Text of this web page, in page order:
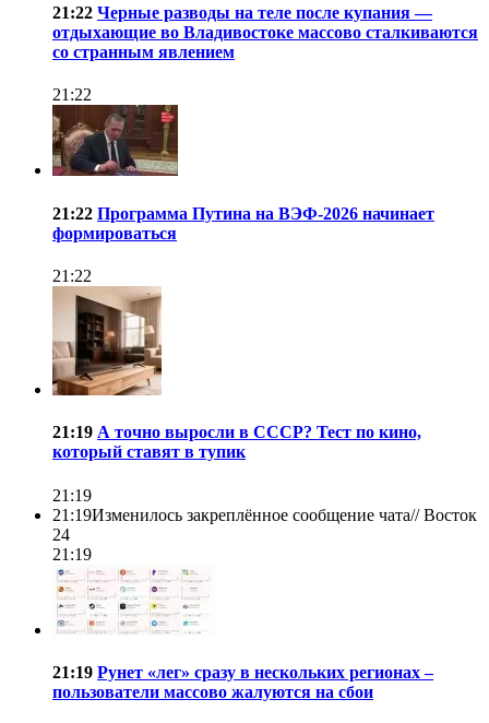
21:22 Черные разводы на теле после купания —
отдыхающие во Владивостоке массово сталкиваются
со странным явлением
21:22
21:22 Программа Путина на ВЭФ-2026 начинает
формироваться
21:22
21:19 А точно выросли в СССР? Тест по кино,
который ставят в тупик
21:19
21:19Изменилось закреплённое сообщение чата//Восток
24
21:19
21:19 Рунет «лег» сразу в нескольких регионах –
пользователи массово жалуются на сбои